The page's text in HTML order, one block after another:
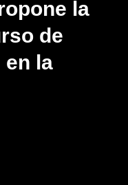
la
de
en la